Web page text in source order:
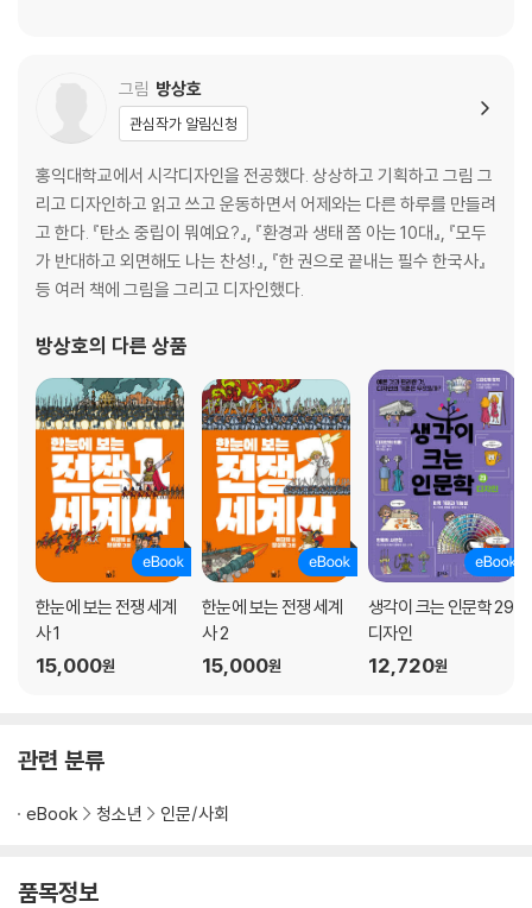
2. 처벌의 어려움
《죄와 벌》, 진짜 형벌은 무엇인가?
3. 생활 속 법과 정의
학교 폭력: 괴롭힘의 이유와 해결
사건을 바라보는 법관이 지켜야 할 원칙
그림 방상호
관심작가 알림신청
홍익대학교에서 시각디자인을 전공했다. 상상하고 기획하고 그림 그
리고 디자인하고 읽고 쓰고 운동하면서 어제와는 다른 하루를 만들려
고 한다. 『탄소 중립이 뭐예요?』, 『환경과 생태 쫌 아는 10대』, 『모두
가 반대하고 외면해도 나는 찬성!』, 『한 권으로 끝내는 필수 한국사』
등 여러 책에 그림을 그리고 디자인했다.
방상호의 다른 상품
한눈에 보는 전쟁 세계
사 1
15,000원
한눈에 보는 전쟁 세계
사 2
15,000원
생각이 크는 인문학 29
디자인
12,720원
관련 분류
eBook 청소년 인문/사회
품목정보